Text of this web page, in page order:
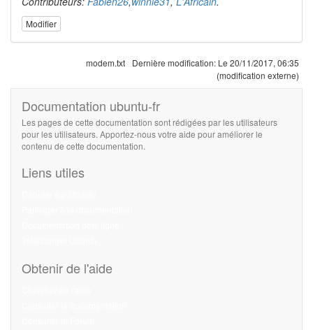
Modifier
modem.txt Dernière modification: Le 20/11/2017, 06:35
(modification externe)
Documentation ubuntu-fr
Les pages de cette documentation sont rédigées par les utilisateurs
pour les utilisateurs. Apportez-nous votre aide pour améliorer le
contenu de cette documentation.
Liens utiles
Obtenir de l'aide